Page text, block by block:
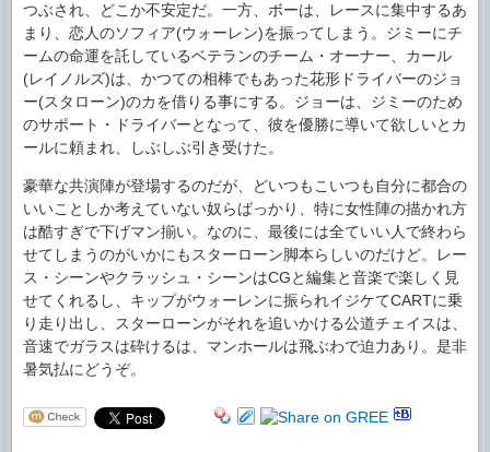
つぶされ、どこか不安定だ。一方、ボーは、レースに集中するあ
まり、恋人のソフィア(ウォーレン)を振ってしまう。ジミーにチ
ームの命運を託しているベテランのチーム・オーナー、カール
(レイノルズ)は、かつての相棒でもあった花形ドライバーのジョ
ー(スタローン)のカを借りる事にする。ジョーは、ジミーのため
のサポート・ドライバーとなって、彼を優勝に導いて欲しいとカ
ールに頼まれ、しぶしぶ引き受けた。
豪華な共演陣が登場するのだが、どいつもこいつも自分に都合の
いいことしか考えていない奴らばっかり、特に女性陣の描かれ方
は酷すぎで下げマン揃い。なのに、最後には全ていい人で終わら
せてしまうのがいかにもスターローン脚本らしいのだけど。レー
ス・シーンやクラッシュ・シーンはCGと編集と音楽で楽しく見
せてくれるし、キップがウォーレンに振られイジケてCARTに乗
り走り出し、スターローンがそれを追いかける公道チェイスは、
音速でガラスは砕けるは、マンホールは飛ぶわで迫力あり。是非
暑気払にどうぞ。